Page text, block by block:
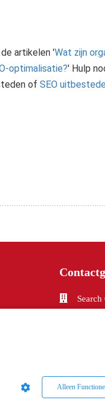
artikelen 'Wat zijn
optimalisatie?' Hulp
of SEO
Search
KvK
Alleen